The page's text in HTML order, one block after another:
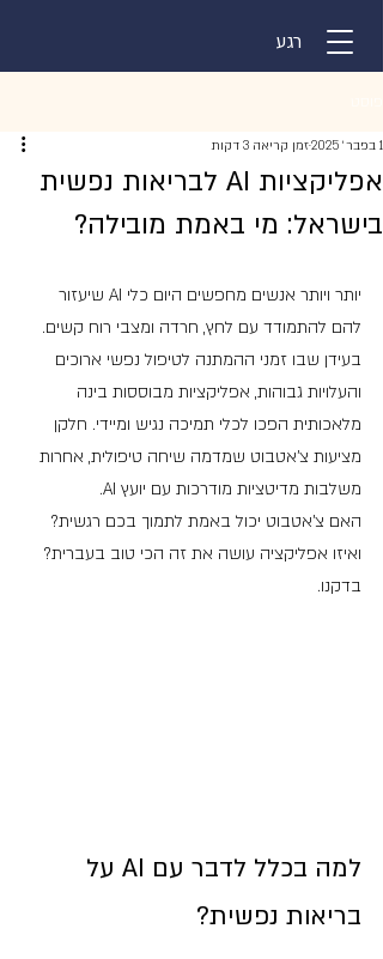
רגע
אפליקציות AI לבריאות נפשית
בישראל: מי באמת מובילה?
1 בפבר׳ 2025 זמן קריאה 3 דקות
יותר ויותר אנשים מחפשים היום כלי AI שיעזור
להם להתמודד עם לחץ, חרדה ומצבי רוח קשים.
בעידן שבו זמני ההמתנה לטיפול נפשי ארוכים
והעלויות גבוהות, אפליקציות מבוססות בינה
מלאכותית הפכו לכלי תמיכה נגיש ומיידי. חלקן
מציעות צ'אטבוט שמדמה שיחה טיפולית, אחרות
משלבות מדיטציות מודרכות עם יועץ AI.
האם צ'אטבוט יכול באמת לתמוך בכם רגשית?
ואיזו אפליקציה עושה את זה הכי טוב בעברית?
בדקנו.
למה בכלל לדבר עם AI על
בריאות נפשית?